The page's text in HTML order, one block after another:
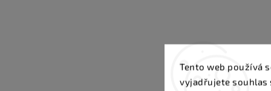
Tento web používá
vyjadřujete souhlas